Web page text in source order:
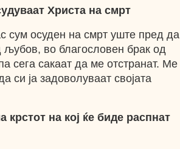
Христа на смрт
сум осуден на смрт уште пред да
во благословен брак од
сега сакаат да ме отстранат. Ме
си ја задоволуваат својата
на кој ќе биде распнат